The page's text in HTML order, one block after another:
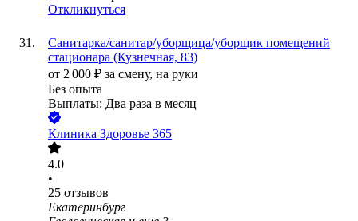
Откликнуться
Санитарка/санитар/уборщица/уборщик помещений
стационара (Кузнечная, 83)
от 2 000 ₽ за смену, на руки
Без опыта
Выплаты: Два раза в месяц
Клиника Здоровье 365
4.0
•
25 отзывов
Екатеринбург